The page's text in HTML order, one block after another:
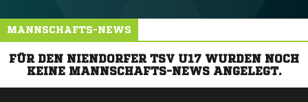
MANNSCHAFTS-NEWS
FÜR DEN NIENDORFER TSV U17 WURDEN NOCH
KEINE MANNSCHAFTS-NEWS ANGELEGT.